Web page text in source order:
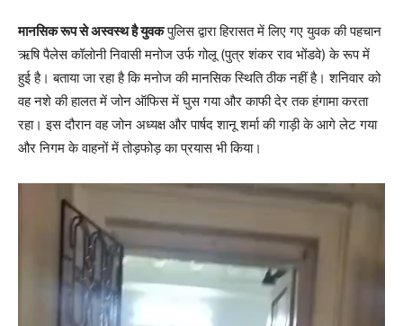
मानसिक रूप से अस्वस्थ है युवकपुलिस द्वारा हिरासत में लिए गए युवक की पहचान
ऋषि पैलेस कॉलोनी निवासी मनोज उर्फ गोलू (पुत्र शंकर राव भोंडवे) के रूप में
हुई है। बताया जा रहा है कि मनोज की मानसिक स्थिति ठीक नहीं है। शनिवार को
वह नशे की हालत में जोन ऑफिस में घुस गया और काफी देर तक हंगामा करता
रहा। इस दौरान वह जोन अध्यक्ष और पार्षद शानू शर्मा की गाड़ी के आगे लेट गया
और निगम के वाहनों में तोड़फोड़ का प्रयास भी किया।